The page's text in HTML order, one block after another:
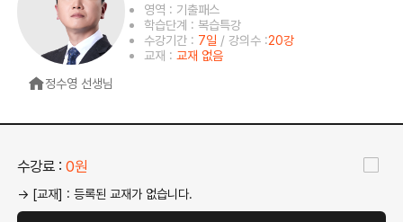
정수영 선생님
영역 : 기출패스
학습단계 : 복습특강
수강기간 : 7일 / 강의수 :20강
교재 :교재 없음
수강료 :0원
→ [교재] : 등록된 교재가 없습니다.